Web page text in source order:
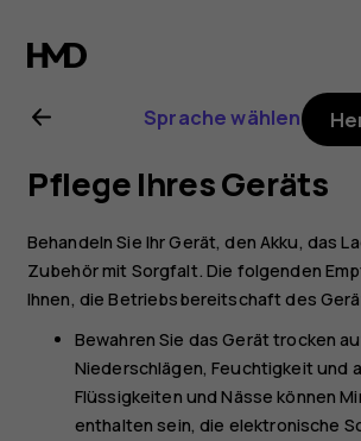
Nokia
5.3 Sprache wählen
Pflege Ihres Geräts
Behandeln Sie Ihr Gerät, den Akku, das
Zubehör mit Sorgfalt. Die folgenden
Ihnen, die Betriebsbereitschaft des
Bewahren Sie das Gerät trocken
Niederschlägen, Feuchtigkeit und
Flüssigkeiten und Nässe können
enthalten sein, die elektronische